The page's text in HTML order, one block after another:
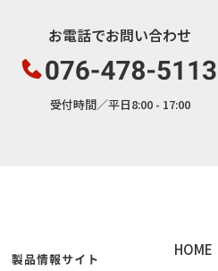
お電話でお問い合わせ
受付時間／平日8:00 - 17:00
HOME